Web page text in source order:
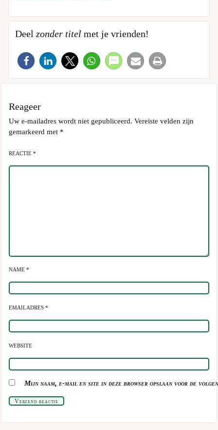
Deelzonder titel met je vrienden!
Reageer
Uw e-mailadres wordt niet gepubliceerd. Vereiste velden zijn
gemarkeerd met *
REACTIE *
NAME *
EMAILADRES *
WEBSITE
Mijn naam, e-mail en site in deze browser opslaan voor de
Verzend reactie